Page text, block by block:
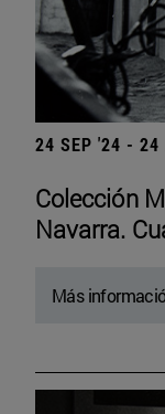
24 SEP '24 - 24
Colección
Navarra.
Más